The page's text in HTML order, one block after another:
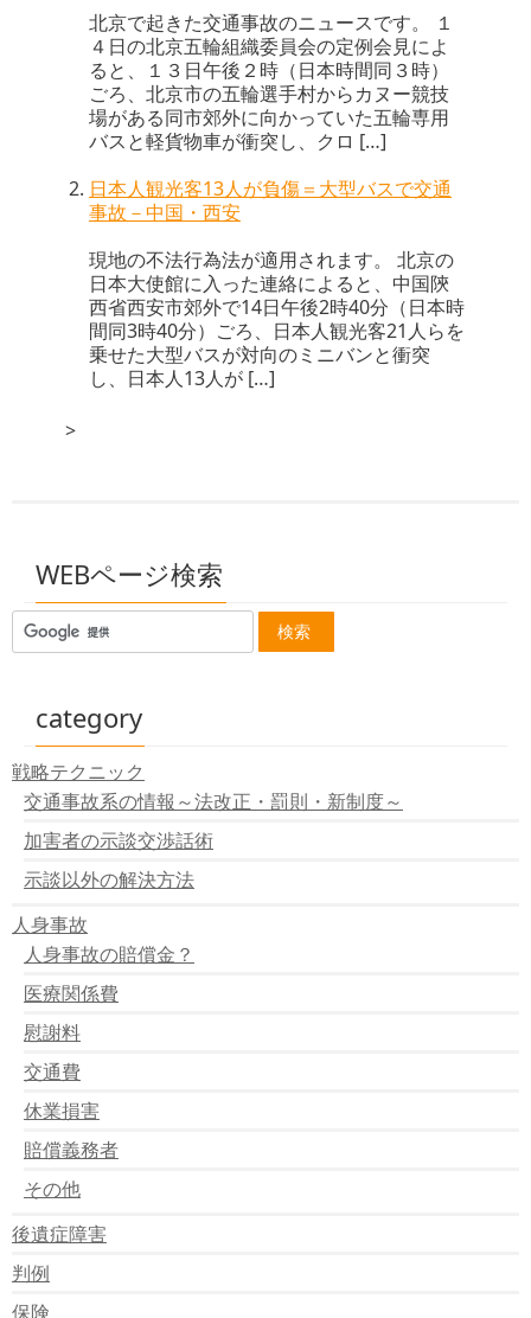
北京で起きた交通事故のニュースです。 １
４日の北京五輪組織委員会の定例会見によ
ると、１３日午後２時（日本時間同３時）
ごろ、北京市の五輪選手村からカヌー競技
場がある同市郊外に向かっていた五輪専用
バスと軽貨物車が衝突し、クロ […]
日本人観光客13人が負傷＝大型バスで交通
事故－中国・西安
現地の不法行為法が適用されます。 北京の
日本大使館に入った連絡によると、中国陝
西省西安市郊外で14日午後2時40分（日本時
間同3時40分）ごろ、日本人観光客21人らを
乗せた大型バスが対向のミニバンと衝突
し、日本人13人が […]
>
WEBページ検索
category
戦略テクニック
交通事故系の情報～法改正・罰則・新制度～
加害者の示談交渉話術
示談以外の解決方法
人身事故
人身事故の賠償金？
医療関係費
慰謝料
交通費
休業損害
賠償義務者
その他
後遺症障害
判例
保険